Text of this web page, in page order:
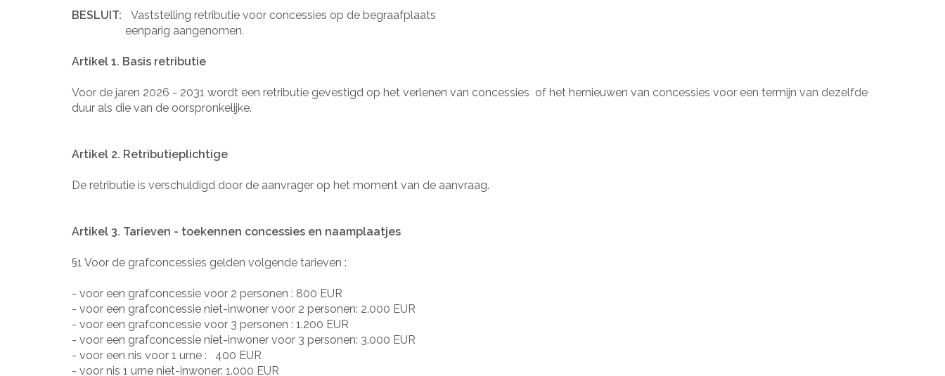
BESLUIT:
Vaststelling retributie voor concessies op de begraafplaats
eenparig aangenomen.
Artikel 1. Basis retributie
Voor de jaren 2026 - 2031 wordt een retributie gevestigd op het verlenen van concessies of het hernieuwen van concessies voor een termijn van dezelfde
duur als die van de oorspronkelijke.
Artikel 2. Retributieplichtige
De retributie is verschuldigd door de aanvrager op het moment van de aanvraag.
Artikel 3. Tarieven - toekennen concessies en naamplaatjes
§1 Voor de grafconcessies gelden volgende tarieven :
- voor een grafconcessie voor 2 personen : 800 EUR
- voor een grafconcessie niet-inwoner voor 2 personen: 2.000 EUR
- voor een grafconcessie voor 3 personen : 1.200 EUR
- voor een grafconcessie niet-inwoner voor 3 personen: 3.000 EUR
- voor een nis voor 1 urne :
400 EUR
- voor nis 1 urne niet-inwoner: 1.000 EUR